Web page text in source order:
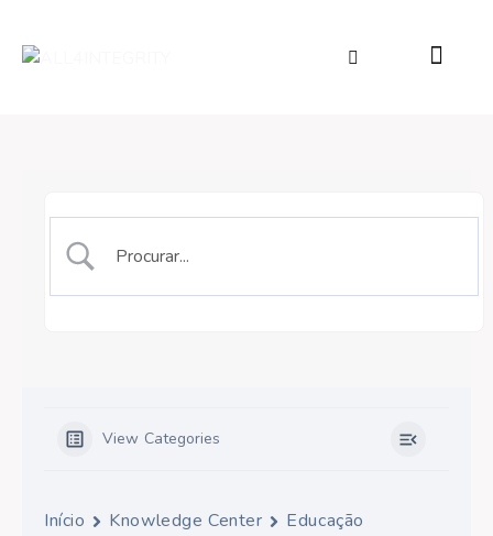
View Categories
Início Knowledge Center Educação